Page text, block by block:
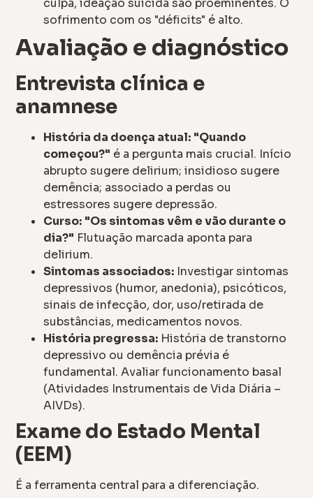
culpa, ideação suicida são proeminentes. O
sofrimento com os "déficits" é alto.
Avaliação e diagnóstico
Entrevista clínica e
anamnese
História da doença atual: "Quando
começou?" é a pergunta mais crucial. Início
abrupto sugere delirium; insidioso sugere
demência; associado a perdas ou
estressores sugere depressão.
Curso: "Os sintomas vêm e vão durante o
dia?" Flutuação marcada aponta para
delirium.
Sintomas associados: Investigar sintomas
depressivos (humor, anedonia), psicóticos,
sinais de infecção, dor, uso/retirada de
substâncias, medicamentos novos.
História pregressa: História de transtorno
depressivo ou demência prévia é
fundamental. Avaliar funcionamento basal
(Atividades Instrumentais de Vida Diária –
AIVDs).
Exame do Estado Mental
(EEM)
É a ferramenta central para a diferenciação.